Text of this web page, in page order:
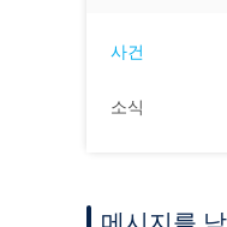
사건
소식